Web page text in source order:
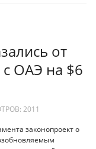
от
с ОАЭ на $6
2011
законопроект о